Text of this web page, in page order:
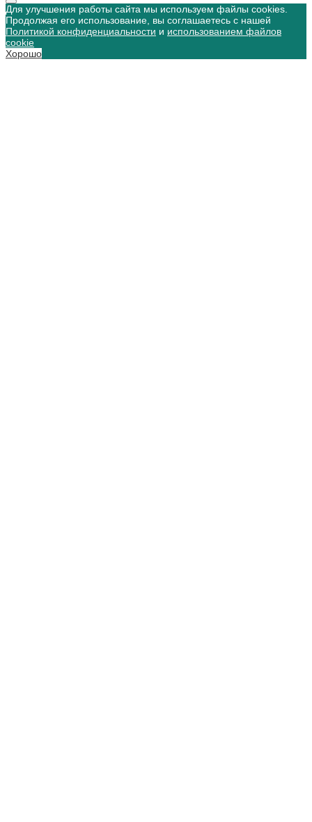
Для улучшения работы сайта мы используем файлы cookies.
Продолжая его использование, вы соглашаетесь с нашей
Политикой конфиденциальности и использованием файлов
cookie
Хорошо